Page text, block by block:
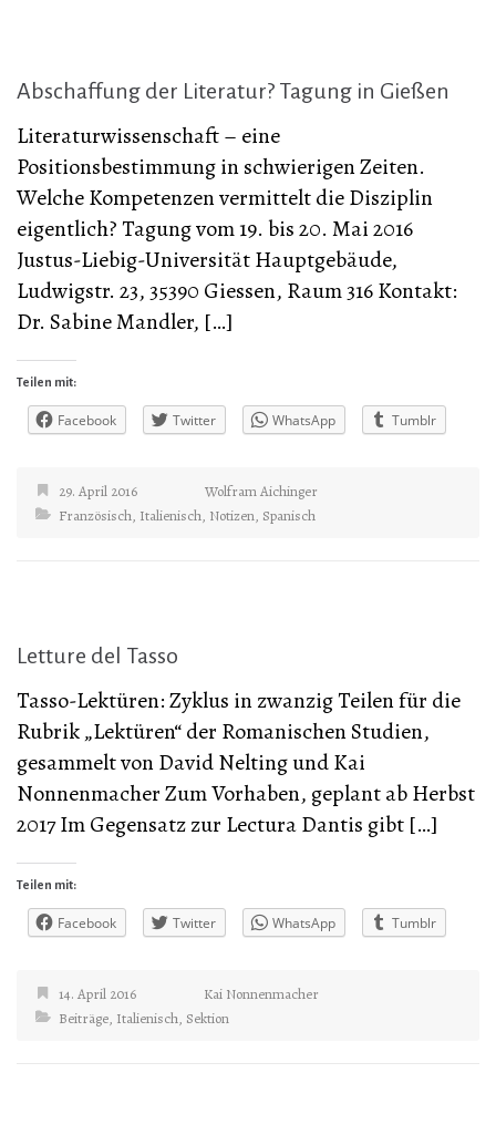
Abschaffung der Literatur? Tagung in Gießen
Literaturwissenschaft – eine
Positionsbestimmung in schwierigen Zeiten.
Welche Kompetenzen vermittelt die Disziplin
eigentlich? Tagung vom 19. bis 20. Mai 2016
Justus-Liebig-Universität Hauptgebäude,
Ludwigstr. 23, 35390 Giessen, Raum 316 Kontakt:
Dr. Sabine Mandler, […]
Teilen mit:
Facebook Twitter WhatsApp Tumblr
29. April 2016
Wolfram Aichinger
Französisch, Italienisch, Notizen, Spanisch
Letture del Tasso
Tasso-Lektüren: Zyklus in zwanzig Teilen für die
Rubrik „Lektüren“ der Romanischen Studien,
gesammelt von David Nelting und Kai
Nonnenmacher Zum Vorhaben, geplant ab Herbst
2017 Im Gegensatz zur Lectura Dantis gibt […]
Teilen mit:
Facebook Twitter WhatsApp Tumblr
14. April 2016
Kai Nonnenmacher
Beiträge, Italienisch, Sektion